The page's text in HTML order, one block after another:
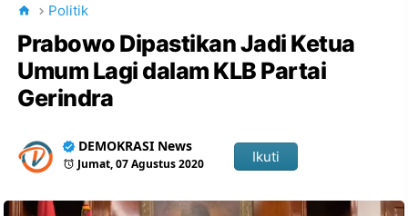
Politik
Prabowo Dipastikan Jadi Ketua
Umum Lagi dalam KLB Partai
Gerindra
DEMOKRASI News
Jumat, 07 Agustus 2020 Ikuti